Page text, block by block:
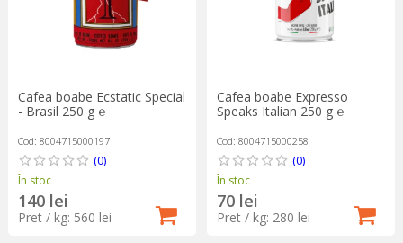
Cafea boabe Ecstatic Special
- Brasil 250 g ℮
Cod: 8004715000197
(0)
În stoc
140 lei
Pret / kg: 560 lei
Cafea boabe Expresso
Speaks Italian 250 g ℮
Cod: 8004715000258
(0)
În stoc
70 lei
Pret / kg: 280 lei